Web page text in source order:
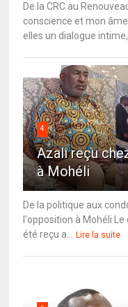
De la CRC au
conscience et mon
elles un dialogue
4
Azali reçu
à Mohéli
De la politique aux
l'opposition à Mohéli
été reçu a... Lire la suite